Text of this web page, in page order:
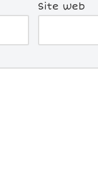
Site web